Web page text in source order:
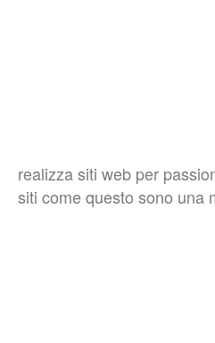
realizza siti web per
siti come questo sono una